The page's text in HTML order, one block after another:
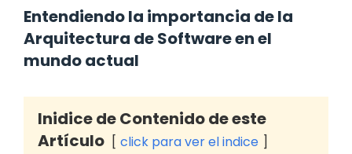
Entendiendo la importancia de la
Arquitectura de Software en el
mundo actual
Inidice de Contenido de este
Artículo
click para ver el indice